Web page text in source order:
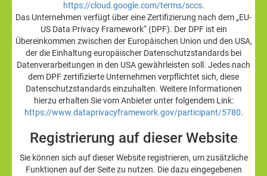
https://cloud.google.com/terms/sccs.
Das Unternehmen verfügt über eine Zertifizierung nach dem „EU-
US Data Privacy Framework“ (DPF). Der DPF ist ein
Übereinkommen zwischen der Europäischen Union und den USA,
der die Einhaltung europäischer Datenschutzstandards bei
Datenverarbeitungen in den USA gewährleisten soll. Jedes nach
dem DPF zertifizierte Unternehmen verpflichtet sich, diese
Datenschutzstandards einzuhalten. Weitere Informationen
hierzu erhalten Sie vom Anbieter unter folgendem Link:
https://www.dataprivacyframework.gov/participant/5780.
Registrierung auf dieser Website
Sie können sich auf dieser Website registrieren, um zusätzliche
Funktionen auf der Seite zu nutzen. Die dazu eingegebenen